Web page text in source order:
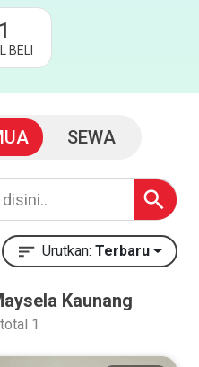
1
BELI
SEWA
Urutkan: Terbaru
Kaunang
1